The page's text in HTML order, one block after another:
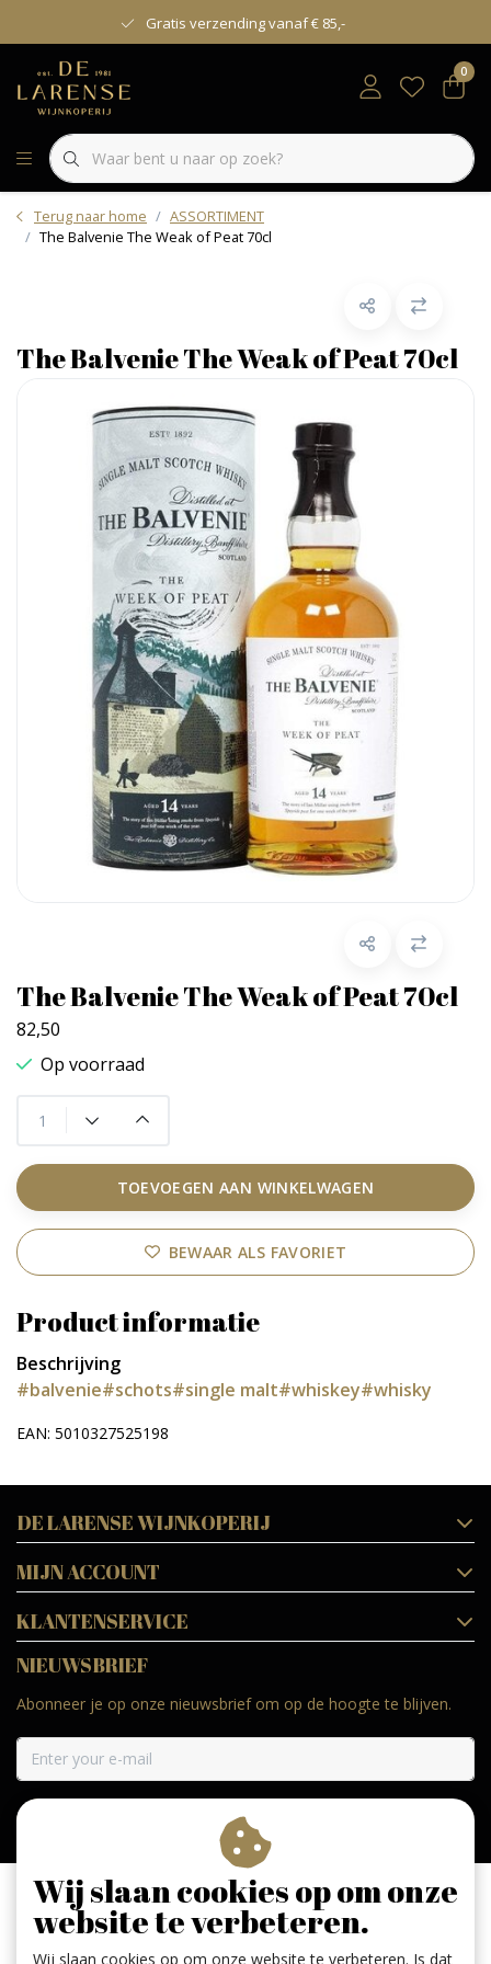
Gratis verzending vanaf € 85,-
0
Terug naar home
ASSORTIMENT
The Balvenie The Weak of Peat 70cl
The Balvenie The Weak of Peat 70cl
The Balvenie The Weak of Peat 70cl
82,50
Op voorraad
TOEVOEGEN AAN WINKELWAGEN
BEWAAR ALS FAVORIET
Product informatie
Beschrijving
#balvenie#schots#single malt#whiskey#whisky
EAN: 5010327525198
DE LARENSE WIJNKOPERIJ
MIJN ACCOUNT
KLANTENSERVICE
NIEUWSBRIEF
Abonneer je op onze nieuwsbrief om op de hoogte te blijven.
Wij slaan cookies op om onze
website te verbeteren.
Wij slaan cookies op om onze website te verbeteren. Is dat